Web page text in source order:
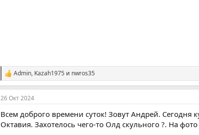
С
и
м
п
т
и
Admin, Kazah1975 и nwros35
26 Окт 2024
Всем доброго времени суток! Зовут Андрей.
Октавия. Захотелось чего-то Олд скульного ?. На